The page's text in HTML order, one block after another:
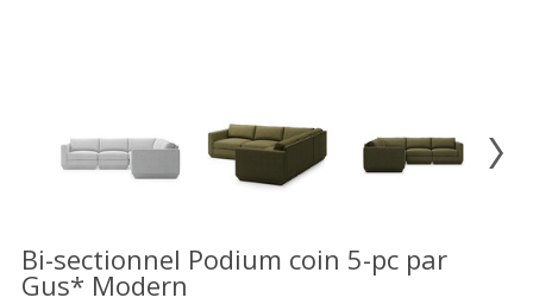
LISTE
DE
Bi-sectionnel Podium coin 5-pc par
Gus* Modern